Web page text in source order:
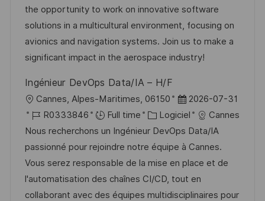
i
s
a
t
o
n
’
a
f
f
c
h
a
g
e
r
e
n
c
d
u
p
o
s
t
e
g
o
r
i
the opportunity to work on innovative software
solutions in a multicultural environment, focusing on
avionics and navigation systems. Join us to make a
significant impact in the aerospace industry!
Ingénieur DevOps Data/IA – H/F
o
c
a
l
i
s
Cannes, Alpes-Maritimes, 06150
D
a
t
e
d
’
a
2026-07-31
R
é
f
é
r
e
R0333846 Full time
C
a
t
é
g
o
Logiciel
Cannes
Nous recherchons un Ingénieur DevOps Data/IA
passionné pour rejoindre notre équipe à Cannes.
Vous serez responsable de la mise en place et de
l'automatisation des chaînes CI/CD, tout en
collaborant avec des équipes multidisciplinaires pour